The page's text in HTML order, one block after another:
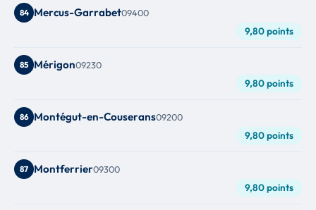
84 Mercus-Garrabet09400
9,80 points
85 Mérigon09230
9,80 points
86 Montégut-en-Couserans09200
9,80 points
87 Montferrier09300
9,80 points